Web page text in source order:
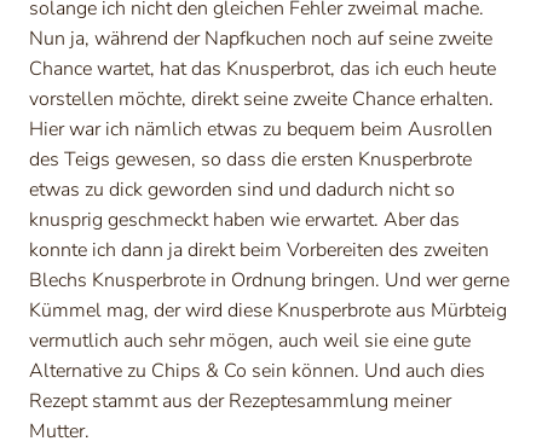
solange ich nicht den gleichen Fehler zweimal mache.
Nun ja, während der Napfkuchen noch auf seine zweite
Chance wartet, hat das Knusperbrot, das ich euch heute
vorstellen möchte, direkt seine zweite Chance erhalten.
Hier war ich nämlich etwas zu bequem beim Ausrollen
des Teigs gewesen, so dass die ersten Knusperbrote
etwas zu dick geworden sind und dadurch nicht so
knusprig geschmeckt haben wie erwartet. Aber das
konnte ich dann ja direkt beim Vorbereiten des zweiten
Blechs Knusperbrote in Ordnung bringen. Und wer gerne
Kümmel mag, der wird diese Knusperbrote aus Mürbteig
vermutlich auch sehr mögen, auch weil sie eine gute
Alternative zu Chips & Co sein können. Und auch dies
Rezept stammt aus der Rezeptesammlung meiner
Mutter.